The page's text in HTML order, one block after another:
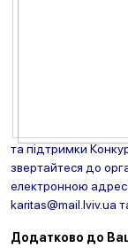
та підтримки
звертайтеся до
електронною
karitas@mail.lviv.ua
Додатково до